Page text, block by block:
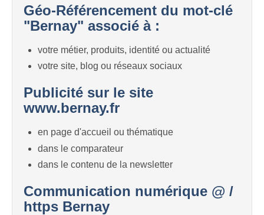
Géo-Référencement du mot-clé
"Bernay" associé à :
votre métier, produits, identité ou actualité
votre site, blog ou réseaux sociaux
Publicité sur le site
www.bernay.fr
en page d'accueil ou thématique
dans le comparateur
dans le contenu de la newsletter
Communication numérique @ /
https Bernay